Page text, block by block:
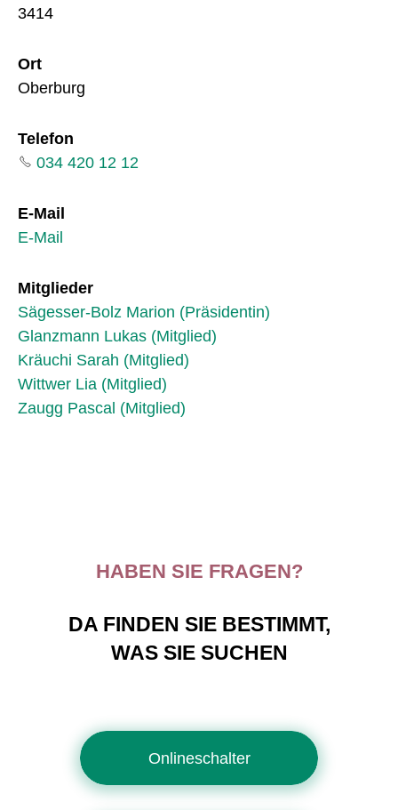
3414
Ort
Oberburg
Telefon
034 420 12 12
E-Mail
E-Mail
Mitglieder
Sägesser-Bolz Marion (Präsidentin)
Glanzmann Lukas (Mitglied)
Kräuchi Sarah (Mitglied)
Wittwer Lia (Mitglied)
Zaugg Pascal (Mitglied)
HABEN SIE FRAGEN?
DA FINDEN SIE BESTIMMT,
WAS SIE SUCHEN
Onlineschalter